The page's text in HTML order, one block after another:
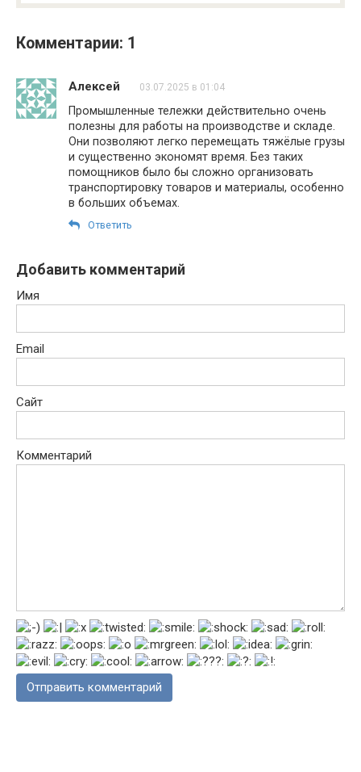
Комментарии: 1
Алексей 03.07.2025 в 01:04
Промышленные тележки действительно очень
полезны для работы на производстве и складе.
Они позволяют легко перемещать тяжёлые грузы
и существенно экономят время. Без таких
помощников было бы сложно организовать
транспортировку товаров и материалы, особенно
в больших объемах.
Ответить
Добавить комментарий
Имя
Email
Сайт
Комментарий